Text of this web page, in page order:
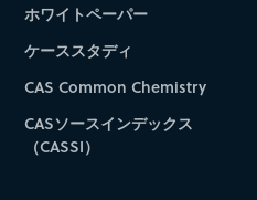
ホワイトペーパー
ケーススタディ
CAS Common Chemistry
CASソースインデックス
（CASSI）